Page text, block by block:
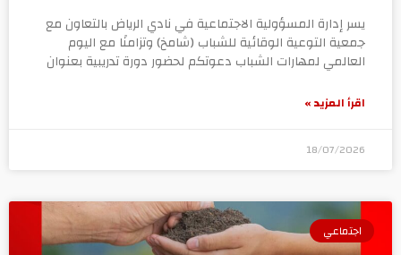
يسر إدارة المسؤولية الاجتماعية في نادي الرياض بالتعاون مع
جمعية التوعية الوقائية للشباب (شامخ) وتزامنًا مع اليوم
العالمي لمهارات الشباب دعوتكم لحضور دورة تدريبية بعنوان
اقرأ المزيد »
18/07/2026
اجتماعي